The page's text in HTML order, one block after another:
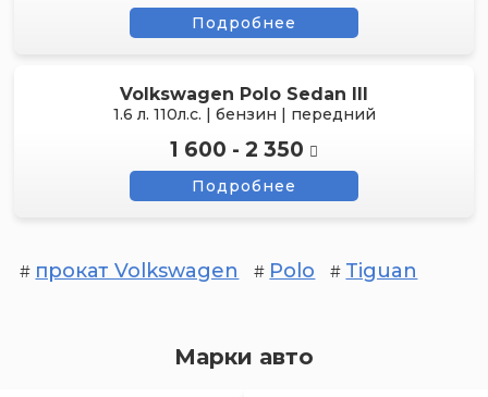
Подробнее
Volkswagen Polo Sedan III
1.6 л. 110л.с. | бензин | передний
1 600 - 2 350
Подробнее
# прокат Volkswagen # Polo # Tiguan
Марки авто